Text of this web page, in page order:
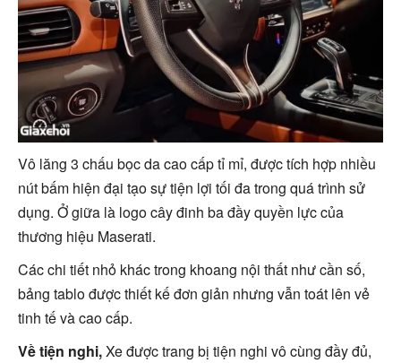
Vô lăng 3 chấu bọc da cao cấp tỉ mỉ, được tích hợp nhiều
nút bấm hiện đại tạo sự tiện lợi tối đa trong quá trình sử
dụng. Ở giữa là logo cây đinh ba đầy quyền lực của
thương hiệu Maserati.
Các chi tiết nhỏ khác trong khoang nội thất như cần số,
bảng tablo được thiết kế đơn giản nhưng vẫn toát lên vẻ
tinh tế và cao cấp.
Về tiện nghi,Xe được trang bị tiện nghi vô cùng đầy đủ,